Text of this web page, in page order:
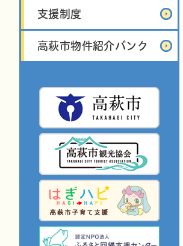
支援制度
高萩市物件紹介バンク